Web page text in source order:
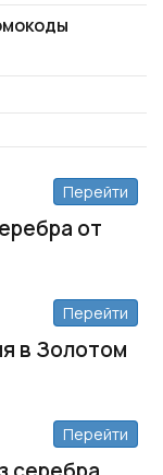
Перейти
от
Перейти
в Золотом
Перейти